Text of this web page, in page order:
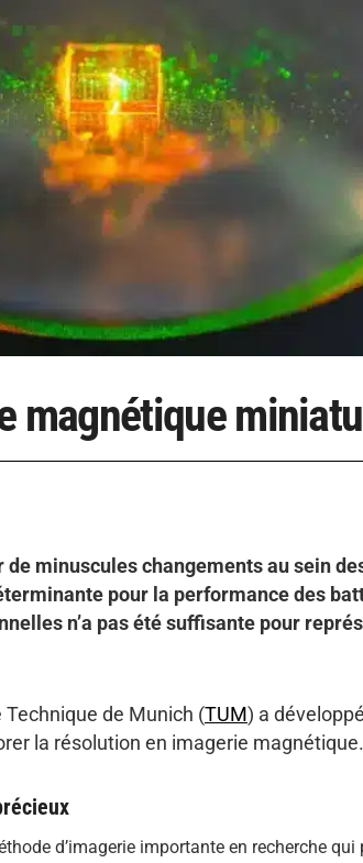
magnétique
minuscules changements au sein
pour la performance des
n’a pas été suffisante pour
Technique de Munich (TUM) a
la résolution en imagerie magnétique.
d’imagerie importante en recherche